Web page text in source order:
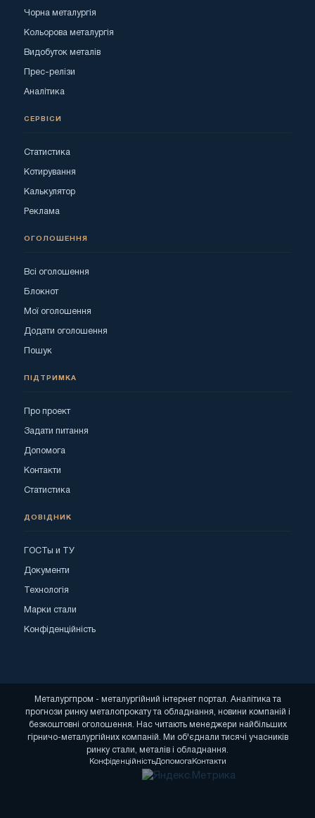
Чорна металургія
Кольорова металургія
Видобуток металів
Прес-релізи
Аналітика
СЕРВІСИ
Статистика
Котирування
Калькулятор
Реклама
ОГОЛОШЕННЯ
Всі оголошення
Блокнот
Мої оголошення
Додати оголошення
Пошук
ПІДТРИМКА
Про проект
Задати питання
Допомога
Контакти
Статистика
ДОВІДНИК
ГОСТы и ТУ
Документи
Технологія
Марки стали
Конфіденційність
Металургпром - металургійний інтернет портал. Аналітика та
прогнози ринку металопрокату та обладнання, новини компаній і
безкоштовні оголошення. Нас читають менеджери найбільших
гірничо-металургійних компаній. Ми об'єднали тисячі учасників
ринку стали, металів і обладнання.
КонфіденційністьДопомогаКонтакти